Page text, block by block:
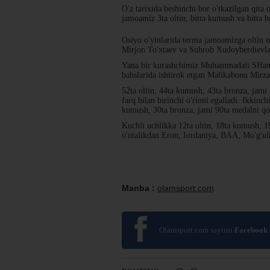
O'z tarixida beshinchi bor o'tkazilgan qita
jamoamiz 3ta oltin, bitta kumush va bitta
Osiyo o'yinlarida terma jamoamizga oltin
Mirjon To'xtaev va Suhrob
Yana bir kurashchimiz Muhammadali
bahslarida ishtirok etgan Malikabonu
52ta oltin, 44ta kumush, 43ta bronza, jami
farq bilan birinchi o'rinni egalladi.
kumush, 30ta bronza, jami 90ta medalni
Kuchli uchlikka 12ta oltin, 18ta kumush,
o'ntalikdan Eron, Iordaniya, BAA,
Manba : olamsport.com
Olamsport.com saytini Facebook